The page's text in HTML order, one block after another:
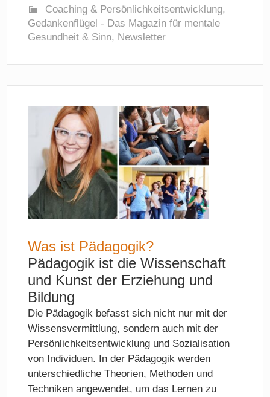
Coaching & Persönlichkeitsentwicklung,
Gedankenflügel - Das Magazin für mentale
Gesundheit & Sinn, Newsletter
Was ist Pädagogik?
Pädagogik ist die Wissenschaft
und Kunst der Erziehung und
Bildung
Die Pädagogik befasst sich nicht nur mit der
Wissensvermittlung, sondern auch mit der
Persönlichkeitsentwicklung und Sozialisation
von Individuen. In der Pädagogik werden
unterschiedliche Theorien, Methoden und
Techniken angewendet, um das Lernen zu